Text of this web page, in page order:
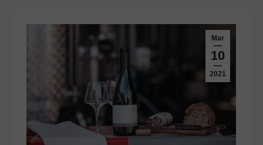
Mar
10
2021